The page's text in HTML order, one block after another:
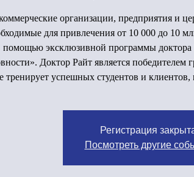
организации, предприятия и
для привлечения от 10 000 до 10
помощью эксклюзивной программы
Доктор Райт является победителем
тренирует успешных студентов и
Регистрация
Посмотреть другие